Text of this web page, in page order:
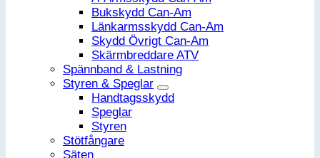
Bukskydd Can-Am
Länkarmsskydd Can-Am
Skydd Övrigt Can-Am
Skärmbreddare ATV
Spännband & Lastning
Styren & Speglar
Handtagsskydd
Speglar
Styren
Stötfångare
Säten